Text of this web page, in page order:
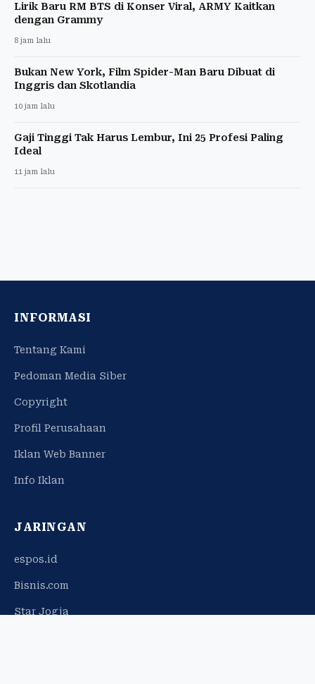
Lirik Baru RM BTS di Konser Viral, ARMY Kaitkan
dengan Grammy
8 jam lalu
Bukan New York, Film Spider-Man Baru Dibuat di
Inggris dan Skotlandia
10 jam lalu
Gaji Tinggi Tak Harus Lembur, Ini 25 Profesi Paling
Ideal
11 jam lalu
INFORMASI
Tentang Kami
Pedoman Media Siber
Copyright
Profil Perusahaan
Iklan Web Banner
Info Iklan
JARINGAN
espos.id
Bisnis.com
Star Jogja